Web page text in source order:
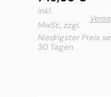
inkl.
MwSt., zzgl.
Niedrigster Preis
30 Tagen